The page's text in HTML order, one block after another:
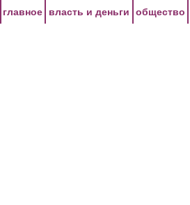
главное власть и деньги общество